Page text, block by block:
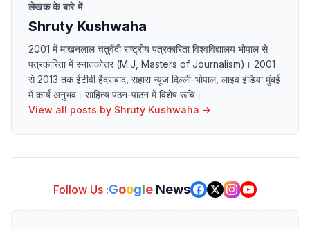
लेखक के बारे में
Shruty Kushwaha
2001 में माखनलाल चतुर्वेदी राष्ट्रीय पत्रकारिता विश्वविद्यालय भोपाल से
पत्रकारिता में स्नातकोत्तर (M.J, Masters of Journalism)। 2001
से 2013 तक ईटीवी हैदराबाद, सहारा न्यूज दिल्ली-भोपाल, लाइव इंडिया मुंबई
में कार्य अनुभव। साहित्य पठन-पाठन में विशेष रूचि।
View all posts by Shruty Kushwaha →
Follow Us :Google News